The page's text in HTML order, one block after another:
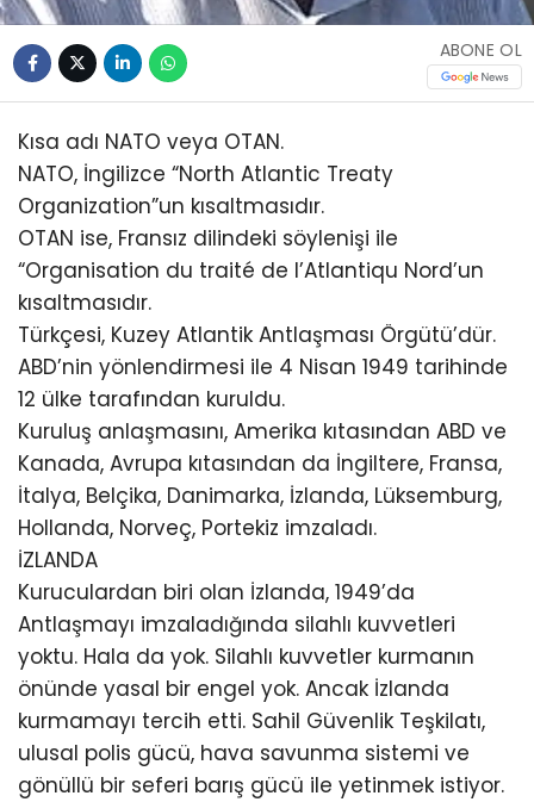
ABONE OL
Kısa adı NATO veya OTAN.
NATO, İngilizce “North Atlantic Treaty
Organization”un kısaltmasıdır.
OTAN ise, Fransız dilindeki söylenişi ile
“Organisation du traité de l’Atlantiqu Nord’un
kısaltmasıdır.
Türkçesi, Kuzey Atlantik Antlaşması Örgütü’dür.
ABD’nin yönlendirmesi ile 4 Nisan 1949 tarihinde
12 ülke tarafından kuruldu.
Kuruluş anlaşmasını, Amerika kıtasından ABD ve
Kanada, Avrupa kıtasından da İngiltere, Fransa,
İtalya, Belçika, Danimarka, İzlanda, Lüksemburg,
Hollanda, Norveç, Portekiz imzaladı.
İZLANDA
Kuruculardan biri olan İzlanda, 1949’da
Antlaşmayı imzaladığında silahlı kuvvetleri
yoktu. Hala da yok. Silahlı kuvvetler kurmanın
önünde yasal bir engel yok. Ancak İzlanda
kurmamayı tercih etti. Sahil Güvenlik Teşkilatı,
ulusal polis gücü, hava savunma sistemi ve
gönüllü bir seferi barış gücü ile yetinmek istiyor.